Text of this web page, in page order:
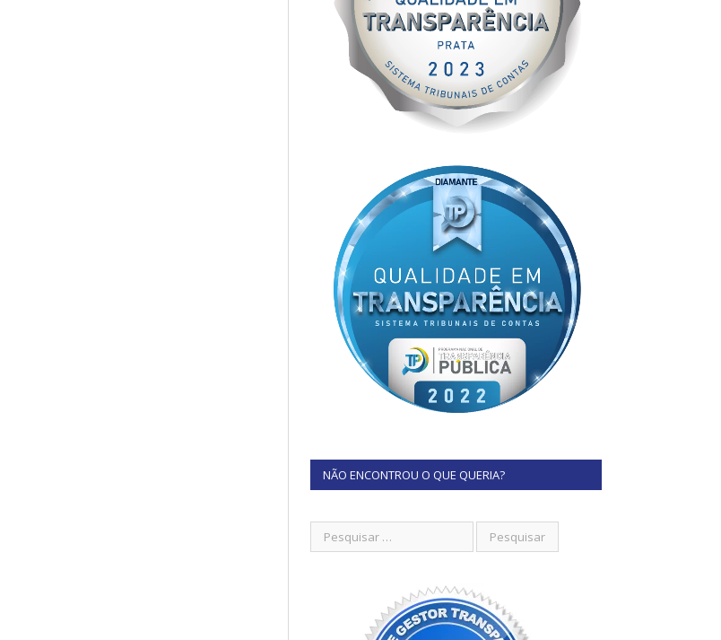
NÃO ENCONTROU O QUE QUERIA?